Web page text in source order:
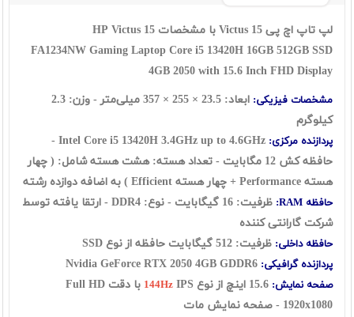
لپ تاپ اچ پی Victus 15 با مشخصات HP Victus 15
FA1234NW Gaming Laptop Core i5 13420H 16GB 512GB SSD
4GB 2050 with 15.6 Inch FHD Display
مشخصات فیزیکی:
ابعاد: 23.5 × 255 × 357 میلی‌متر - وزن: 2.3
کیلوگرم
پردازنده مرکزی:
Intel Core i5 13420H 3.4GHz up to 4.6GHz -
حافظه کش 12 مگابایت - تعداد هسته: هشت هسته شامل: ( چهار
هسته Performance + چهار هسته Efficient ) به اضافه دوازده رشته
حافظه RAM:
ظرفیت: 16 گیگابایت - نوع: DDR4 - ارتقا یافته توسط
شرکت گارانتی کننده
حافظه داخلی: ظرفیت: 512 گیگابایت حافظه از نوع SSD
پردازنده گرافیکی:
صفحه نمایش: 144Hz
IPS با دقت Full HD
1920x1080 - صفحه نمایش مات